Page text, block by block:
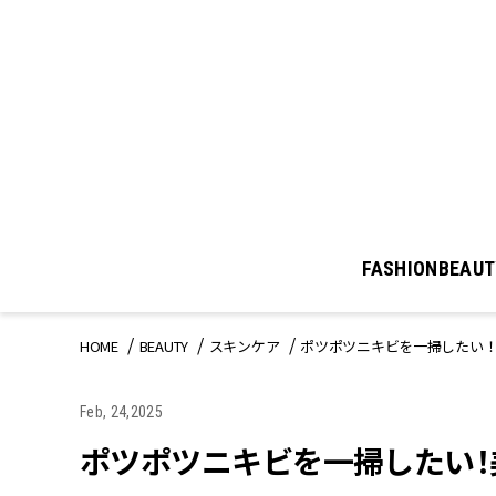
FASHION
HOME BEAUTY スキンケア ポツポツニキビを一掃したい
Feb, 24,2025
ポツポツニキビを一掃したい